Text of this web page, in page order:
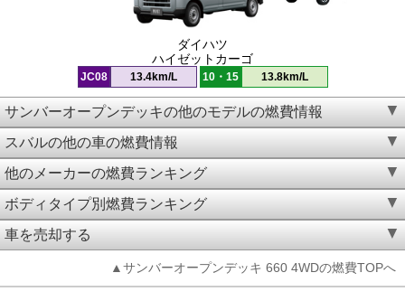
ダイハツ
ハイゼットカーゴ
JC08 13.4km/L 10・15 13.8km/L
サンバーオープンデッキの他のモデルの燃費情報
スバルの他の車の燃費情報
他のメーカーの燃費ランキング
ボディタイプ別燃費ランキング
車を売却する
▲サンバーオープンデッキ 660 4WDの燃費TOPへ